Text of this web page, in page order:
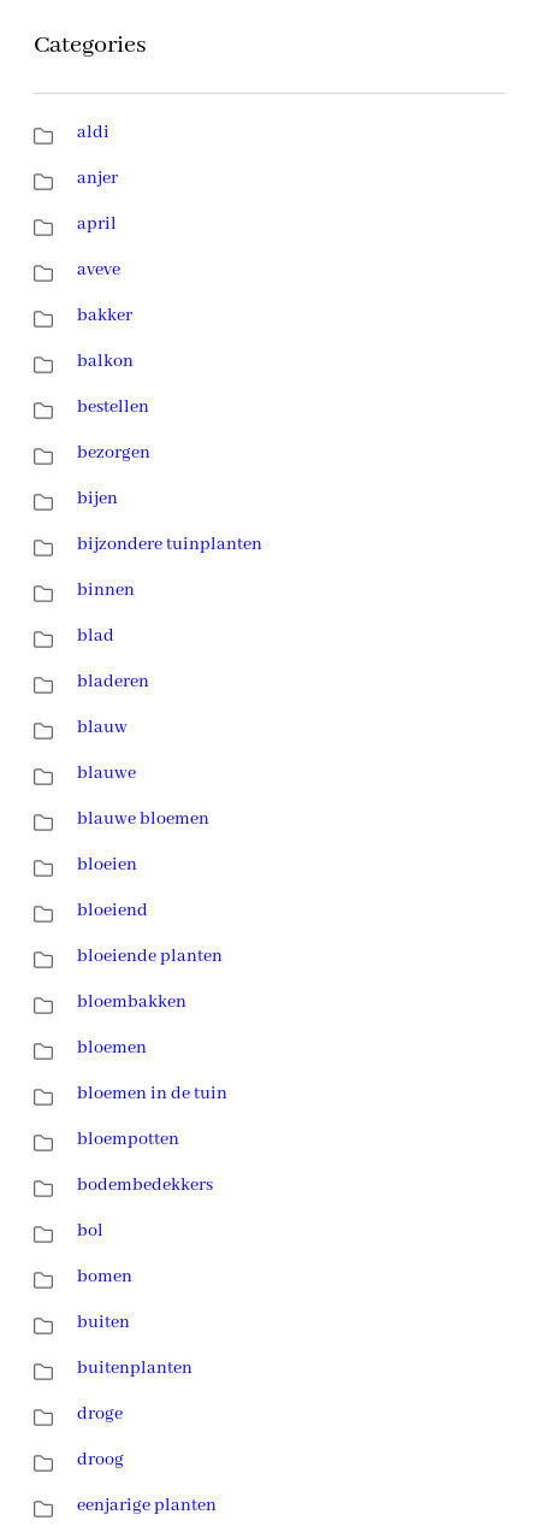
Categories
aldi
anjer
april
aveve
bakker
balkon
bestellen
bezorgen
bijen
bijzondere tuinplanten
binnen
blad
bladeren
blauw
blauwe
blauwe bloemen
bloeien
bloeiend
bloeiende planten
bloembakken
bloemen
bloemen in de tuin
bloempotten
bodembedekkers
bol
bomen
buiten
buitenplanten
droge
droog
eenjarige planten